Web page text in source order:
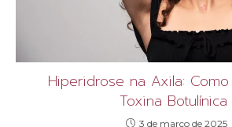
Hiperidrose na Axila:
Toxina Botulínica
3 de março de 2025